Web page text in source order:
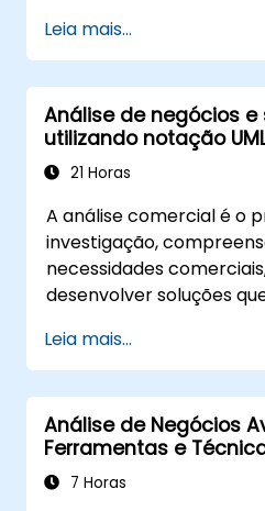
Leia mais...
Análise de negócios
utilizando notação
prático para PO na
21 Horas
A análise comercial é o
investigação,
necessidades
desenvolver soluções
processo de gestão da
organização e na
soluções empresariais.
visa garantir que as
processuais ou
objectivos e as
Leia mais...
Análise de Negócios
Ferramentas e
7 Horas